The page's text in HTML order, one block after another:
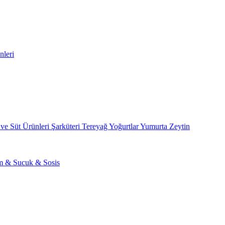
Süt Ürünleri Şarküteri TereyağYoğurtlarYumurta Zeytin
& Sucuk & Sosis